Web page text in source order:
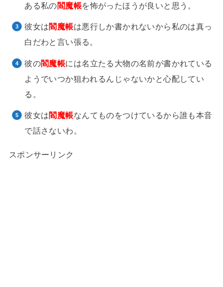
ある私の閻魔帳を怖がったほうが良いと思う。
彼女は閻魔帳は悪行しか書かれないから私のは真っ
白だわと言い張る。
彼の閻魔帳には名立たる大物の名前が書かれている
ようでいつか狙われるんじゃないかと心配してい
る。
彼女は閻魔帳なんてものをつけているから誰も本音
で話さないわ。
スポンサーリンク